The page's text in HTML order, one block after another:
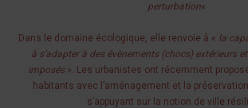
perturbation« .
Dans le domaine écologique, elle renvoie à « la
à s’adapter à des évènements (chocs) extérieurs
imposés». Les urbanistes ont récemment
habitants avec l’aménagement et la
s’appuyant sur la notion de ville